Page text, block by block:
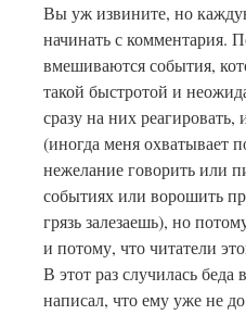
Вы уж извините, но
начинать с комментария.
вмешиваются события,
такой быстротой и
сразу на них реагировать,
(иногда меня охватывает
нежелание говорить или
событиях или ворошить
грязь залезаешь), но
и потому, что читатели
В этот раз случилась
написал, что ему уже не